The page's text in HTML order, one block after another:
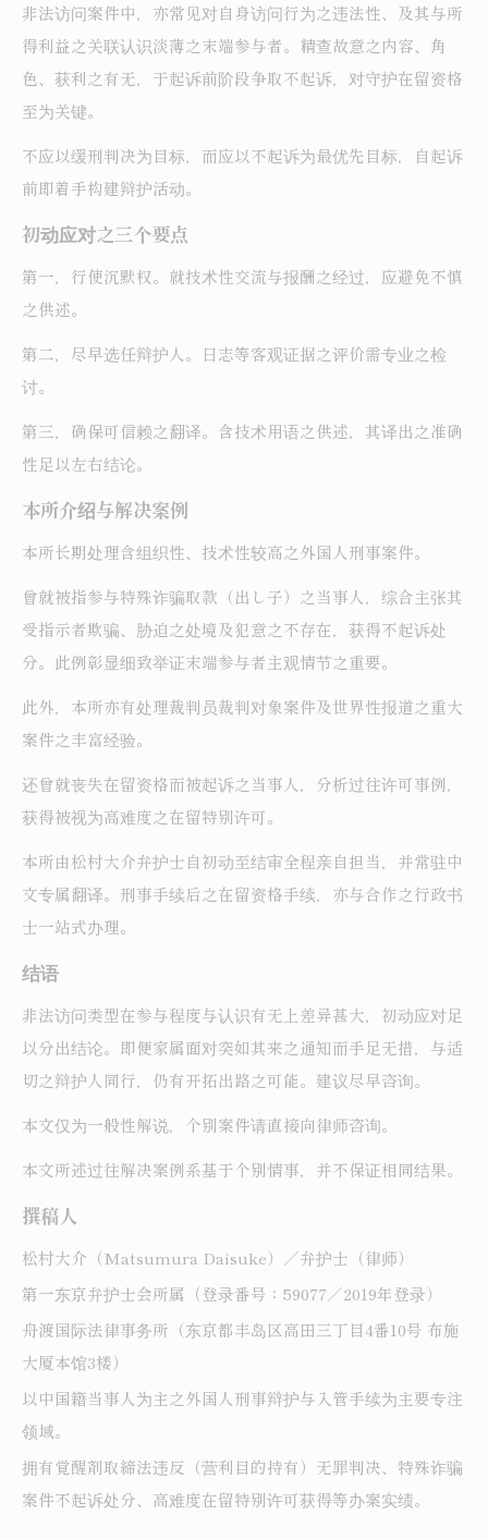
非法访问案件中，亦常见对自身访问行为之违法性、及其与所
得利益之关联认识淡薄之末端参与者。精查故意之内容、角
色、获利之有无，于起诉前阶段争取不起诉，对守护在留资格
至为关键。
不应以缓刑判决为目标，而应以不起诉为最优先目标，自起诉
前即着手构建辩护活动。
初动应对之三个要点
第一，行使沉默权。就技术性交流与报酬之经过，应避免不慎
之供述。
第二，尽早选任辩护人。日志等客观证据之评价需专业之检
讨。
第三，确保可信赖之翻译。含技术用语之供述，其译出之准确
性足以左右结论。
本所介绍与解决案例
本所长期处理含组织性、技术性较高之外国人刑事案件。
曾就被指参与特殊诈骗取款（出し子）之当事人，综合主张其
受指示者欺骗、胁迫之处境及犯意之不存在，获得不起诉处
分。此例彰显细致举证末端参与者主观情节之重要。
此外，本所亦有处理裁判员裁判对象案件及世界性报道之重大
案件之丰富经验。
还曾就丧失在留资格而被起诉之当事人，分析过往许可事例，
获得被视为高难度之在留特别许可。
本所由松村大介弁护士自初动至结审全程亲自担当，并常驻中
文专属翻译。刑事手续后之在留资格手续，亦与合作之行政书
士一站式办理。
结语
非法访问类型在参与程度与认识有无上差异甚大，初动应对足
以分出结论。即便家属面对突如其来之通知而手足无措，与适
切之辩护人同行，仍有开拓出路之可能。建议尽早咨询。
本文仅为一般性解说，个别案件请直接向律师咨询。
本文所述过往解决案例系基于个别情事，并不保证相同结果。
撰稿人
松村大介（Matsumura Daisuke）／弁护士（律师）
第一东京弁护士会所属（登录番号：59077／2019年登录）
舟渡国际法律事务所（东京都丰岛区高田三丁目4番10号 布施
大厦本馆3楼）
以中国籍当事人为主之外国人刑事辩护与入管手续为主要专注
领域。
拥有覚醒剤取締法违反（营利目的持有）无罪判决、特殊诈骗
案件不起诉处分、高难度在留特别许可获得等办案实绩。